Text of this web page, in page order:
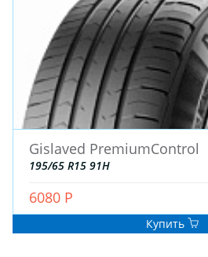
Gislaved PremiumControl
195/65 R15 91H
6080 Р
Купить